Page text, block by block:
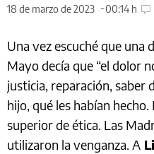
18 de marzo de 2023 00:14 h
Una vez escuché que una
Mayo decía que “el dolor
justicia, reparación, saber
hijo, qué les habían
superior de ética. Las
utilizaron la venganza. A